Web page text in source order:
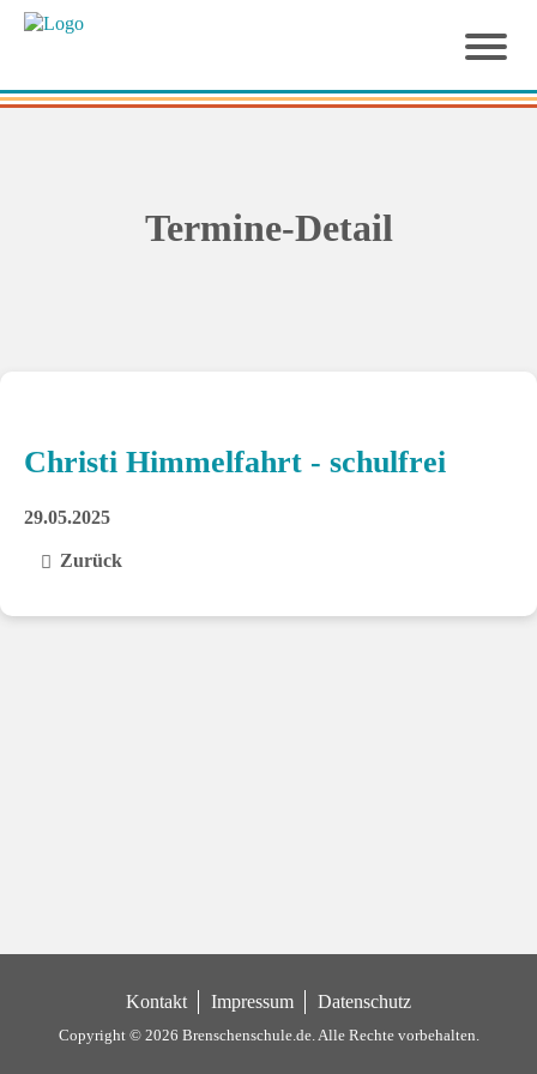
Termine-Detail
Christi Himmelfahrt - schulfrei
29.05.2025
Zurück
Copyright © 2026 Brenschenschule.de.Alle Rechte vorbehalten.
Kontakt Impressum Datenschutz